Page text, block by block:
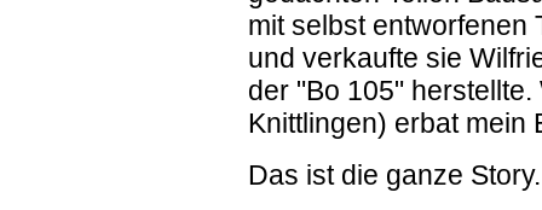
mit selbst entworfenen
und verkaufte sie
der "Bo 105"
Knittlingen) erbat mein
Das ist die ganze Story.